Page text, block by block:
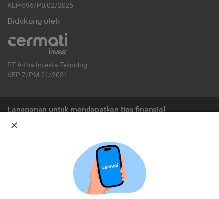
KEP-596/PD.02/2025
Didukung oleh
PT Artha Investa Teknologi
KEP-7/PM.21/2021
Langganan untuk mendapatkan tips finansial
Cermati merupakan penyelenggara agregasi jasa keuangan yang terdaftar di
OJK. Oleh karena itu, produk dan/atau layanan jasa keuangan yang
ditawarkan bukan merupakan produk dan/atau layanan jasa keuangan yang
diterbitkan oleh Cermati dan Cermati tidak bertanggung jawab atas tuntutan